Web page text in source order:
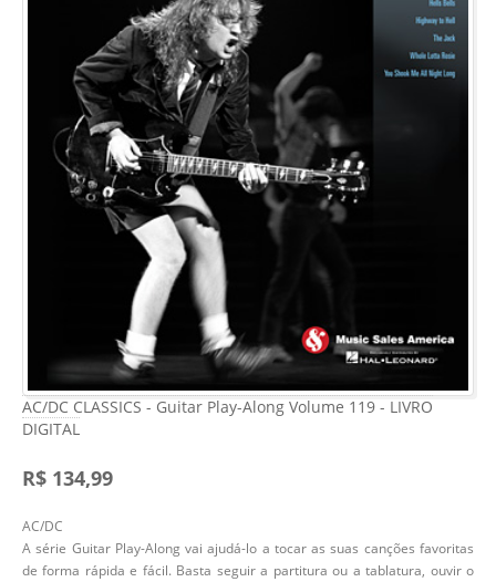
AC/DC CLASSICS - Guitar Play-Along Volume 119 - LIVRO
DIGITAL
R$ 134,99
AC/DC
A série Guitar Play-Along vai ajudá-lo a tocar as suas canções favoritas
de forma rápida e fácil. Basta seguir a partitura ou a tablatura, ouvir o